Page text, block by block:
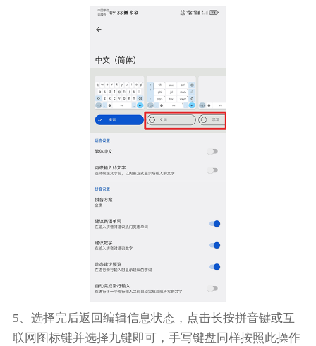
5、选择完后返回编辑信息状态，点击长按拼音键或互
联网图标键并选择九键即可，手写键盘同样按照此操作